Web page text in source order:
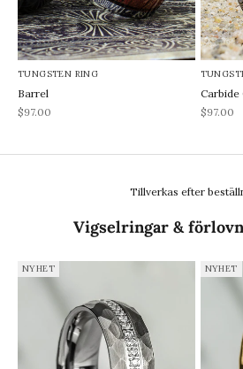
TUNGSTEN RING
Barrel
REA-pris
$97.00
Carbide
REA-pris
$97.00
Tillverkas efter
Vigselringar &
NYHET NYHET